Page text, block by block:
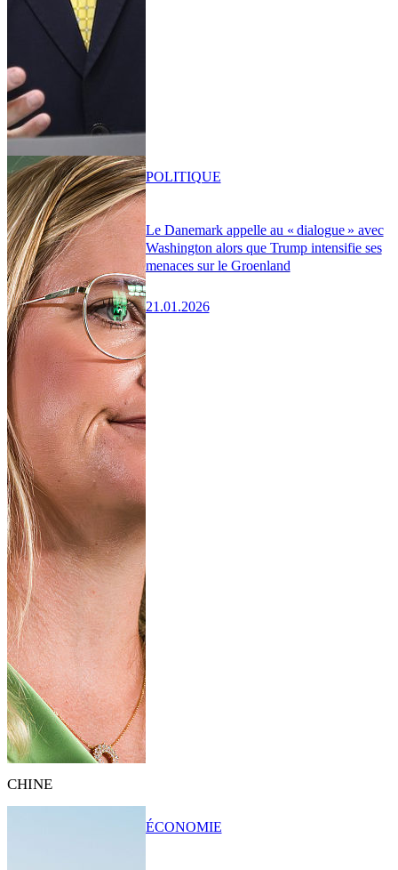
Le Danemark appelle au « dialogue » avec
Washington alors que Trump intensifie ses
menaces sur le Groenland
21.01.2026
POLITIQUE
CHINE
ÉCONOMIE